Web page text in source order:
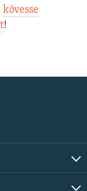
kövesse
! ​